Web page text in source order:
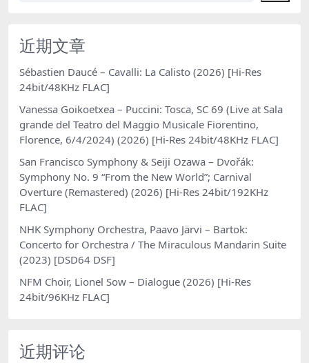
近期文章
Sébastien Daucé – Cavalli: La Calisto (2026) [Hi-Res
24bit/48KHz FLAC]
Vanessa Goikoetxea – Puccini: Tosca, SC 69 (Live at Sala
grande del Teatro del Maggio Musicale Fiorentino,
Florence, 6/4/2024) (2026) [Hi-Res 24bit/48KHz FLAC]
San Francisco Symphony & Seiji Ozawa – Dvořák:
Symphony No. 9 “From the New World”; Carnival
Overture (Remastered) (2026) [Hi-Res 24bit/192KHz
FLAC]
NHK Symphony Orchestra, Paavo Järvi – Bartok:
Concerto for Orchestra / The Miraculous Mandarin Suite
(2023) [DSD64 DSF]
NFM Choir, Lionel Sow – Dialogue (2026) [Hi-Res
24bit/96KHz FLAC]
近期评论